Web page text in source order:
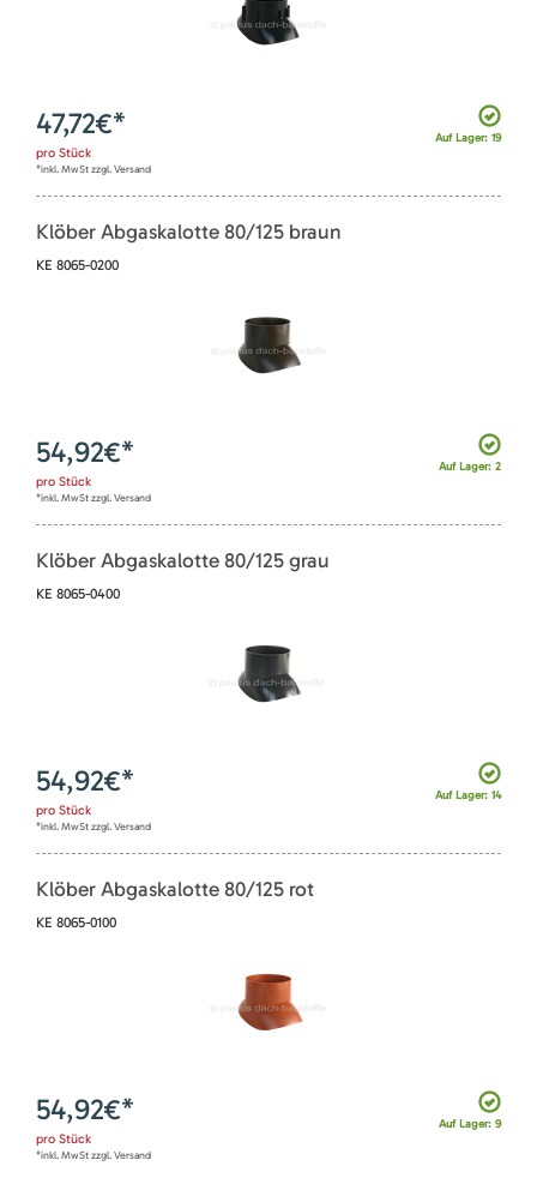
Auf Lager: 19
47,72€*
pro Stück
*inkl. MwSt zzgl. Versand
Klöber Abgaskalotte 80/125 braun
KE 8065-0200
Auf Lager: 2
54,92€*
pro Stück
*inkl. MwSt zzgl. Versand
Klöber Abgaskalotte 80/125 grau
KE 8065-0400
Auf Lager: 14
54,92€*
pro Stück
*inkl. MwSt zzgl. Versand
Klöber Abgaskalotte 80/125 rot
KE 8065-0100
Auf Lager: 9
54,92€*
pro Stück
*inkl. MwSt zzgl. Versand